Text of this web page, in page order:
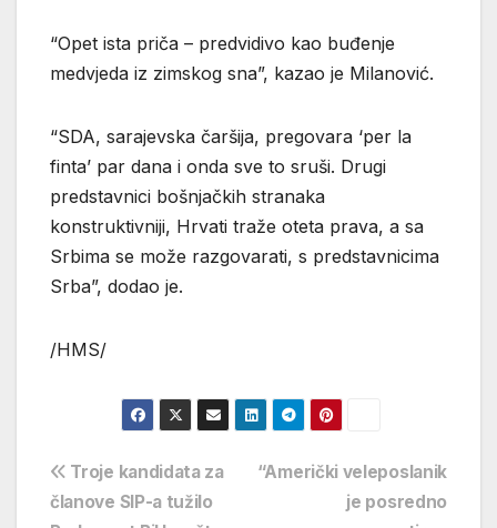
“Opet ista priča – predvidivo kao buđenje
medvjeda iz zimskog sna”, kazao je Milanović.
“SDA, sarajevska čaršija, pregovara ‘per la
finta’ par dana i onda sve to sruši. Drugi
predstavnici bošnjačkih stranaka
konstruktivniji, Hrvati traže oteta prava, a sa
Srbima se može razgovarati, s predstavnicima
Srba”, dodao je.
/HMS/
Navigacija
“Američki veleposlanik
je posredno
Troje kandidata za
članove SIP-a tužilo